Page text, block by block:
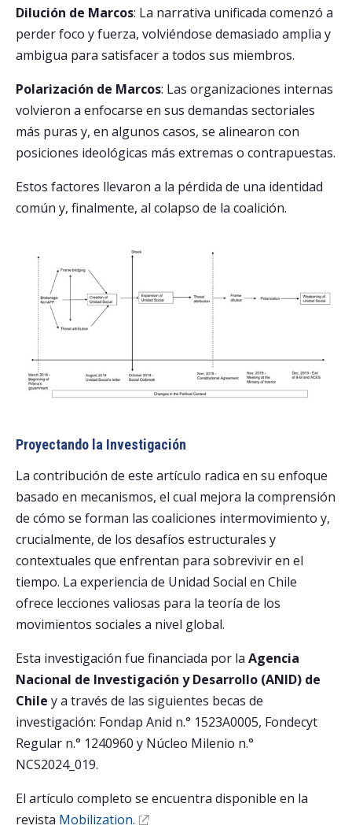
Dilución de Marcos: La narrativa unificada comenzó a
perder foco y fuerza, volviéndose demasiado amplia y
ambigua para satisfacer a todos sus miembros.
Polarización de Marcos: Las organizaciones internas
volvieron a enfocarse en sus demandas sectoriales
más puras y, en algunos casos, se alinearon con
posiciones ideológicas más extremas o contrapuestas.
Estos factores llevaron a la pérdida de una identidad
común y, finalmente, al colapso de la coalición.
Proyectando la Investigación
La contribución de este artículo radica en su enfoque
basado en mecanismos, el cual mejora la comprensión
de cómo se forman las coaliciones intermovimiento y,
crucialmente, de los desafíos estructurales y
contextuales que enfrentan para sobrevivir en el
tiempo. La experiencia de Unidad Social en Chile
ofrece lecciones valiosas para la teoría de los
movimientos sociales a nivel global.
Esta investigación fue financiada por la Agencia
Nacional de Investigación y Desarrollo (ANID) de
Chile y a través de las siguientes becas de
investigación: Fondap Anid n.° 1523A0005, Fondecyt
Regular n.° 1240960 y Núcleo Milenio n.°
NCS2024_019.
El artículo completo se encuentra disponible en la
revista Mobilization.